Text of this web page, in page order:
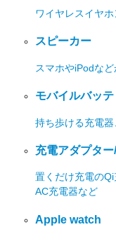
ワイヤレスイヤ
スピーカー
スマホやiPodな
モバイルバッ
持ち歩ける充電
充電アダプタ
置くだけ充電の
AC充電器など
Apple watch